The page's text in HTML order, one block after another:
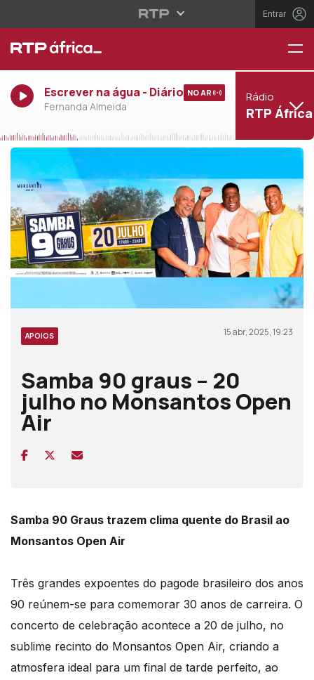
Entrar
Escrever na água - Diário
Fernanda Almeida
NO AR Rádio
RTP África
APOIOS 15 abr, 2025, 19:23
Samba 90 graus – 20
julho no Monsantos Open
Air
Samba 90 Graus trazem clima quente do Brasil ao
Monsantos Open Air
Três grandes expoentes do pagode brasileiro dos anos
90 reúnem-se para comemorar 30 anos de carreira. O
concerto de celebração acontece a 20 de julho, no
sublime recinto do Monsantos Open Air, criando a
atmosfera ideal para um final de tarde perfeito, ao